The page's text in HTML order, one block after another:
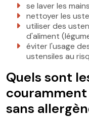
se laver les
nettoyer les
utiliser des
d'aliment
éviter l'usage
ustensiles au
Quels sont
sans